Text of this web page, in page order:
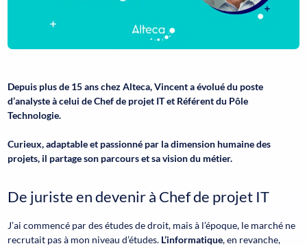
Depuis plus de 15 ans chez Alteca, Vincent a évolué du poste
d’analyste à celui de Chef de projet IT et Référent du Pôle
Technologie.
Curieux, adaptable et passionné par la dimension humaine des
projets, il partage son parcours et sa vision du métier.
De juriste en devenir à Chef de projet IT
J’ai commencé par des études de droit, mais à l’époque, le marché ne
recrutait pas à mon niveau d’études. L’informatique, en revanche,